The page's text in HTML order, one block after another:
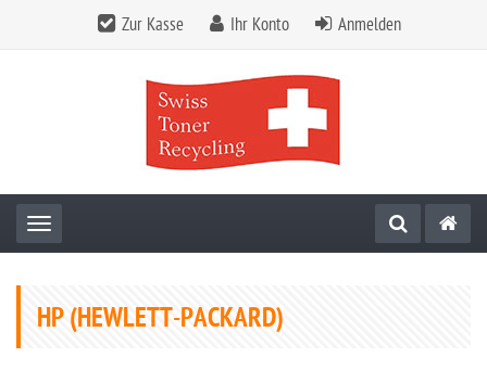
Zur Kasse Ihr Konto Anmelden
Toggle navigation
HP (HEWLETT-PACKARD)